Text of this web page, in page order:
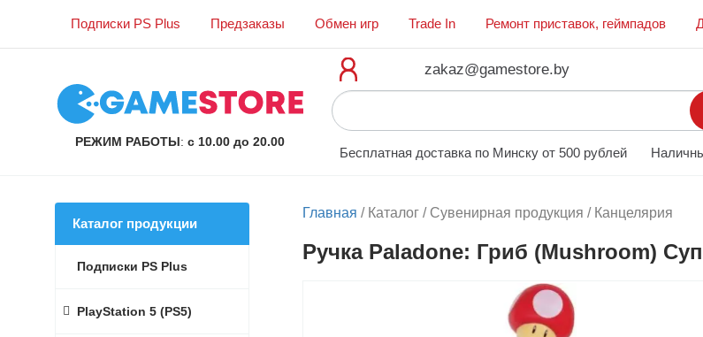
Подписки PS Plus Предзаказы Обмен игр Trade In Ремонт приставок, геймпадов
РЕЖИМ РАБОТЫ: с 10.00 до 20.00
zakaz@gamestore.by
Бесплатная доставка по Минску от 500 рублей
Главная / Каталог / Сувенирная продукция / Канцелярия
Ручка Paladone: Гриб (Mushroom)
Каталог продукции
Подписки PS Plus
PlayStation 5 (PS5)